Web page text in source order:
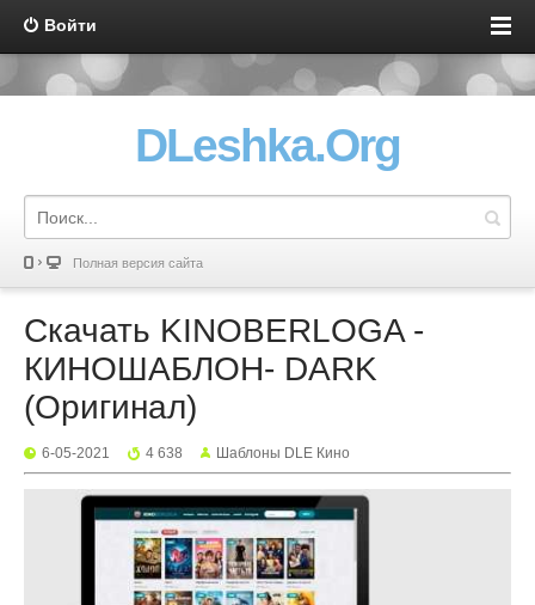
Войти
DLeshka.Org
Полная версия сайта
Скачать KINOBERLOGA -
КИНОШАБЛОН- DARK
(Оригинал)
6-05-2021 4 638 Шаблоны DLE Кино